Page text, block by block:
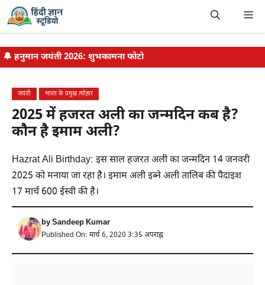
Skip
🔔 हनुमान जयंती 2026: शुभकामना फोटो
जयंती भारत के प्रमुख त्योहार
2025 में हजरत अली का जन्मदिन कब है?
कौन है इमाम अली?
Hazrat Ali Birthday: इस साल हजरत अली का जन्मदिन 14 जनवरी
2025 को मनाया जा रहा है। इमाम अली इब्ने अली तालिब की पैदाइश
17 मार्च 600 ईस्वी की है।
bySandeep Kumar
Published On: मार्च 6, 2020 3:35 अपराह्न